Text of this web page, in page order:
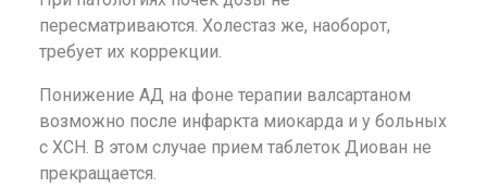
пересматриваются. Холестаз же, наоборот,
требует их коррекции.
Понижение АД на фоне терапии валсартаном
возможно после инфаркта миокарда и у больных
с ХСН. В этом случае прием таблеток Диован не
прекращается.